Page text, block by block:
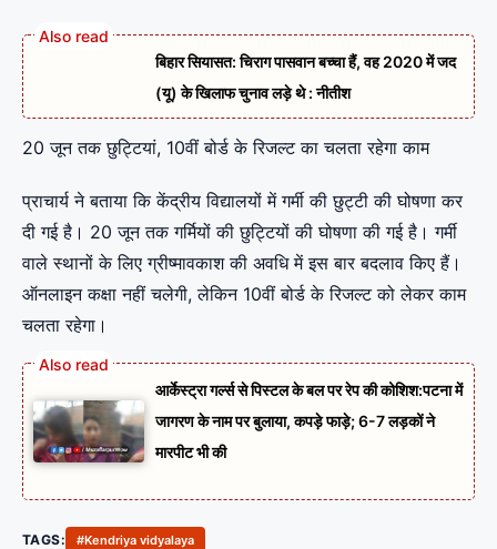
बिहार सियासत: चिराग पासवान बच्चा हैं, वह 2020 में जद
(यू) के खिलाफ चुनाव लड़े थे : नीतीश
20 जून तक छुट्टियां, 10वीं बोर्ड के रिजल्ट का चलता रहेगा काम
प्राचार्य ने बताया कि केंद्रीय विद्यालयों में गर्मी की छुट्टी की घोषणा कर
दी गई है। 20 जून तक गर्मियों की छुट्टियों की घोषणा की गई है। गर्मी
वाले स्थानों के लिए ग्रीष्मावकाश की अवधि में इस बार बदलाव किए हैं।
ऑनलाइन कक्षा नहीं चलेगी, लेकिन 10वीं बोर्ड के रिजल्ट को लेकर काम
चलता रहेगा।
आर्केस्ट्रा गर्ल्स से पिस्टल के बल पर रेप की कोशिश:पटना में
जागरण के नाम पर बुलाया, कपड़े फाड़े; 6-7 लड़कों ने
मारपीट भी की
TAGS: #Kendriya vidyalaya